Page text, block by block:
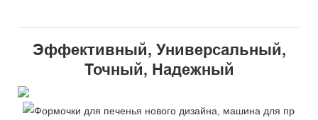
Эффективный, Универсальный,
Точный, Надежный